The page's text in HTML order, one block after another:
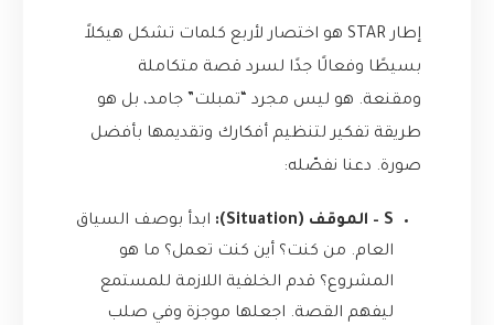
إطار STAR هو اختصار لأربع كلمات تشكل هيكلاً
بسيطًا وفعالًا جدًا لسرد قصة متكاملة
ومقنعة. هو ليس مجرد “تمبلت” جامد، بل هو
طريقة تفكير لتنظيم أفكارك وتقديمها بأفضل
صورة. دعنا نفصّله:
S – الموقف (Situation):
ابدأ بوصف السياق
العام. من كنت؟ أين كنت تعمل؟ ما هو
المشروع؟ قدم الخلفية اللازمة للمستمع
ليفهم القصة. اجعلها موجزة وفي صلب